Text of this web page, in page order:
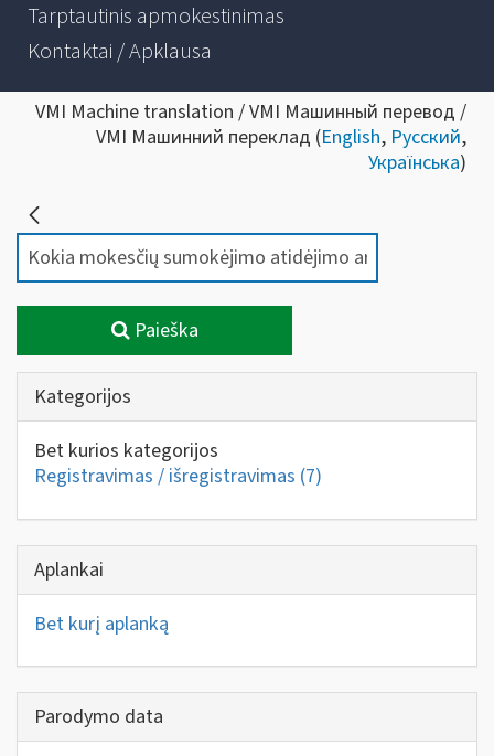
Tarptautinis apmokestinimas
Kontaktai / Apklausa
VMI Machine translation / VMI Машинный перевод /
VMI Машинний переклад (English, Русский,
Українська)
Paieška
Kategorijos
Bet kurios kategorijos
Registravimas / išregistravimas (7)
Aplankai
Bet kurį aplanką
Parodymo data